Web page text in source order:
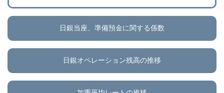
日銀当座、準備預金に関する係数
日銀オペレーション残高の推移